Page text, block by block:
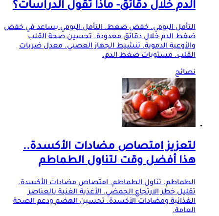
الدم خلال دقائق- ماذا تقول الدراسات؟
التأمل اليومي. خفض ضغط. التأمل اليومي يساعد في خفض
ضغط الدم خلال دقائق معدودة. تحسين صحة القلب
والأوعية الدموية. تنشيط الجهاز العصبي. معدل ضربات
القلب. مستويات ضغط الدم.
نصائح
لتعزيز امتصاص مضادات الأكسدة..
هذا أفضل وقت لتناول الطماطم
الطماطم. تناول الطماطم. امتصاص مضادات الأكسدة.
تقليل خطر الارتجاع الحمضي. الأغذية الغنية بالعناصر
الغذائية ومضادات الأكسدة. تحسين الهضم ودعم الصحة
العامة.